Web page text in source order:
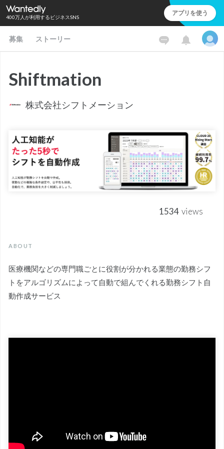
400万人が利用するビジネスSNS アプリを使う
募集 ストーリー
Shiftmation
株式会社シフトメーション
1534 views
ABOUT
医療機関などの専門職ごとに役割が分かれる業態の勤務シフ
トをアルゴリズムによって自動で組んでくれる勤務シフト自
動作成サービス